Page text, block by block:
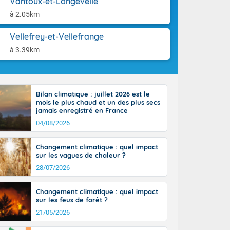
à 2.05km
Vellefrey-et-Vellefrange
à 3.39km
jusque
la Corse.
Pyrénées,
marge de
de la
En soirée,
22 à 24,
sur le
hors côtes
38 ou 39
Bilan climatique : juillet 2026 est le
mois le plus chaud et un des plus secs
jamais enregistré en France
04/08/2026
Changement climatique : quel impact
sur les vagues de chaleur ?
28/07/2026
Changement climatique : quel impact
sur les feux de forêt ?
21/05/2026